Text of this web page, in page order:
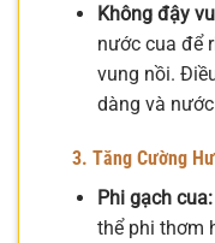
Không đậy
nước cua để
vung nồi.
dàng và
3. Tăng Cường
Phi gạch cua:
thể phi thơm